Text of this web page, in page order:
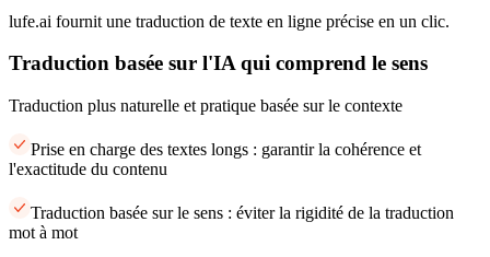
lufe.ai fournit une traduction de texte en ligne précise en un clic.
Traduction basée sur l'IA qui comprend le sens
Traduction plus naturelle et pratique basée sur le contexte
Prise en charge des textes longs : garantir la cohérence et
l'exactitude du contenu
Traduction basée sur le sens : éviter la rigidité de la traduction
mot à mot